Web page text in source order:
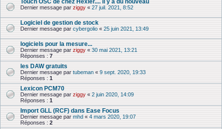
Touch OSC de chez Hexler.... il y a du nouveau
Dernier message par ziggy « 27 juil. 2021, 8:52
Logiciel de gestion de stock
Dernier message par cybergolio « 25 juin 2021, 13:49
logiciels pour la mesure...
Dernier message par ziggy « 30 mai 2021, 13:21
Réponses : 7
les DAW gratuits
Dernier message par tubeman « 9 sept. 2020, 19:33
Réponses : 1
Lexicon PCM70
Dernier message par ziggy « 2 juin 2020, 14:09
Réponses : 1
Import GLL (RCF) dans Ease Focus
Dernier message par mhd « 4 mars 2020, 19:07
Réponses : 2